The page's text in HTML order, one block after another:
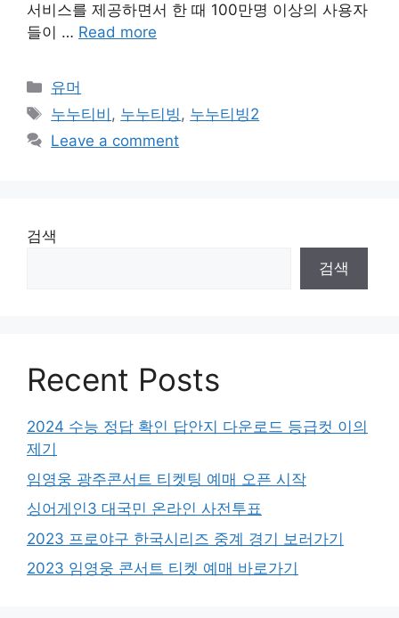
서비스를 제공하면서 한 때 100만명 이상의 사용자
들이 … Read more
Categories
유머
Tags
누누티비 , 누누티빙, 누누티빙2
Leave a comment
검색
검색
Recent Posts
2024 수능 정답 확인 답안지 다운로드 등급컷 이의
제기
임영웅 광주콘서트 티켓팅 예매 오픈 시작
싱어게인3 대국민 온라인 사전투표
2023 프로야구 한국시리즈 중계 경기 보러가기
2023 임영웅 콘서트 티켓 예매 바로가기